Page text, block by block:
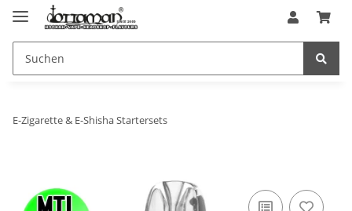
E-Zigarette & E-Shisha Startersets